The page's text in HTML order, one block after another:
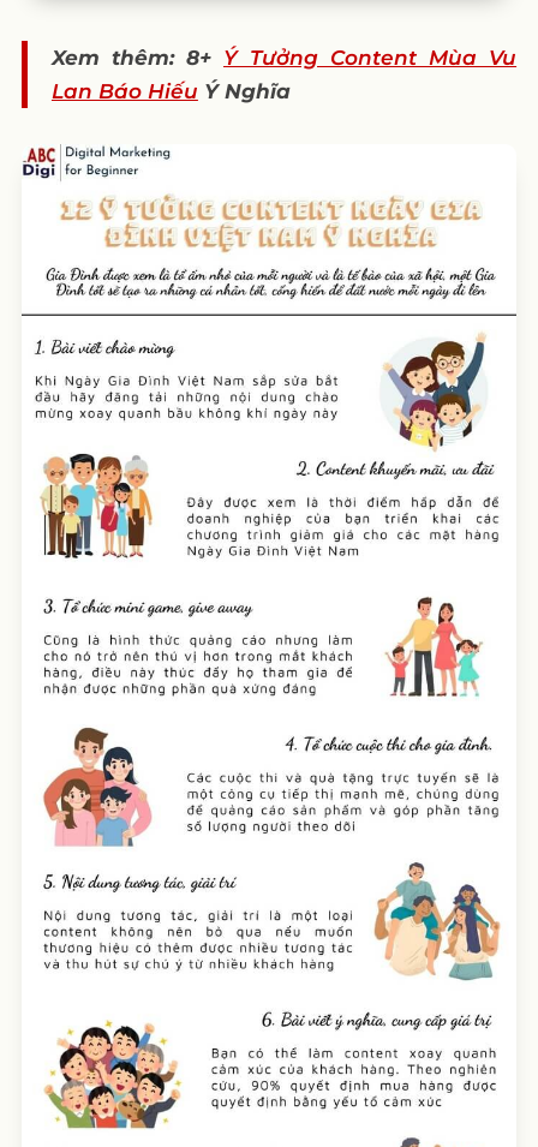
Xem thêm: 8+ Ý Tưởng Content Mùa Vu
Lan Báo Hiếu Ý Nghĩa